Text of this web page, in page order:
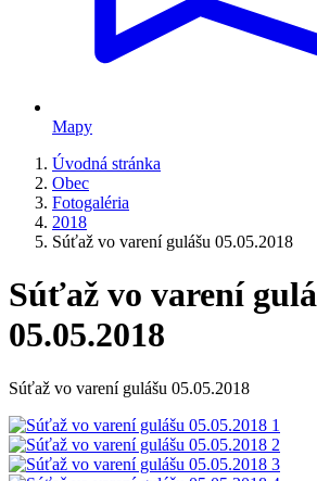
Mapy
Úvodná stránka
Obec
Fotogaléria
2018
Súťaž vo varení gulášu 05.05.2018
Súťaž vo varení
05.05.2018
Súťaž vo varení gulášu 05.05.2018